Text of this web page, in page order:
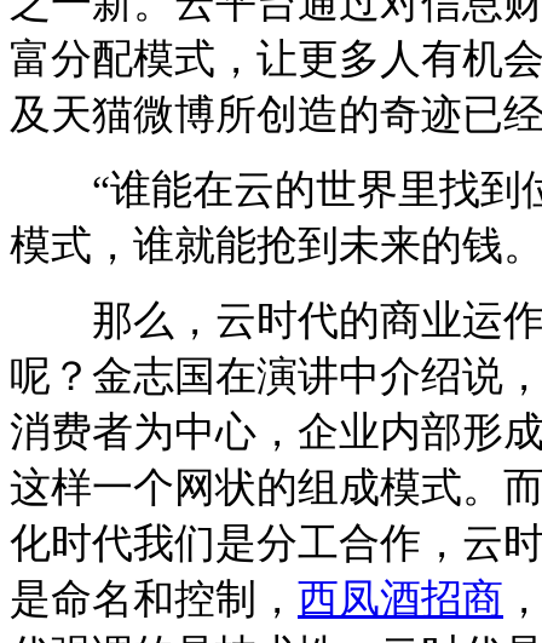
富分配模式，让更多人有机
及天猫微博所创造的奇迹已
“谁能在云的世界里找到
模式，谁就能抢到未来的钱
那么，云时代的商业运作
呢？金志国在演讲中介绍说
消费者为中心，企业内部形
这样一个网状的组成模式。
化时代我们是分工合作，云
是命名和控制， 西凤酒招商